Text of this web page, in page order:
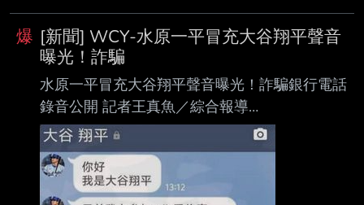
2K，但皇后隊在6、7局攻下
盛大登場！賽後演唱會重磅卡司於今日正式公
布：5 日將由「韓流傳奇男團」 SUPER
JUNIOR-L.S.S. 與「夏日女王」孝琳率先開唱；
6 日則由「新生代男團」 DAILY:DIRECTION、
「韓流新勢力」FLARE U，以及 SHINee「豆腐
隊長」溫流輪番上陣， 準備帶給悍將家人們最
精彩的賽後音樂饗宴。 悍
爆 [新聞] WCY-水原一平冒充大谷翔平聲音
曝光！詐騙
水原一平冒充大谷翔平聲音曝光！詐騙銀行電話
錄音公開 記者王真魚／綜合報導
https://x.com/espn/status/2081735617595969
635 (X/@ESPN)
https://www.instagram.com/p/DbTEcQNgYQg/
(Instagram/@ESPN) 洛杉磯道奇隊球星大谷翔平